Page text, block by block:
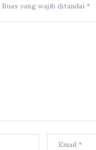
Ruas yang wajib ditandai*